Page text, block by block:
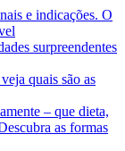
e indicações. O
surpreendentes
quais são as
– que dieta,
as formas